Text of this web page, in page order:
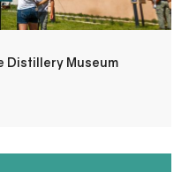
Distillery Museum